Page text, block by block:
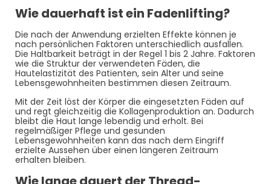
Wie dauerhaft ist ein Fadenlifting?
Die nach der Anwendung erzielten Effekte können je
nach persönlichen Faktoren unterschiedlich ausfallen.
Die Haltbarkeit beträgt in der Regel 1 bis 2 Jahre. Faktoren
wie die Struktur der verwendeten Fäden, die
Hautelastizität des Patienten, sein Alter und seine
Lebensgewohnheiten bestimmen diesen Zeitraum.
Mit der Zeit löst der Körper die eingesetzten Fäden auf
und regt gleichzeitig die Kollagenproduktion an. Dadurch
bleibt die Haut lange lebendig und erholt. Bei
regelmäßiger Pflege und gesunden
Lebensgewohnheiten kann das nach dem Eingriff
erzielte Aussehen über einen längeren Zeitraum
erhalten bleiben.